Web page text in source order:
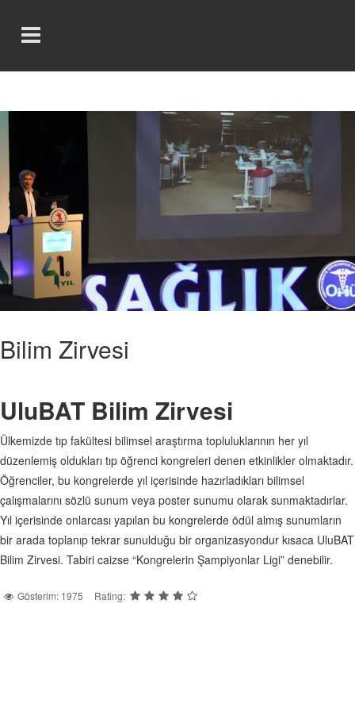
Bilim Zirvesi
UluBAT Bilim Zirvesi
Ülkemizde tıp fakültesi bilimsel araştırma topluluklarının her yıl
düzenlemiş oldukları tıp öğrenci kongreleri denen etkinlikler olmaktadır.
Öğrenciler, bu kongrelerde yıl içerisinde hazırladıkları bilimsel
çalışmalarını sözlü sunum veya poster sunumu olarak sunmaktadırlar.
Yıl içerisinde onlarcası yapılan bu kongrelerde ödül almış sunumların
bir arada toplanıp tekrar sunulduğu bir organizasyondur kısaca UluBAT
Bilim Zirvesi. Tabiri caizse “Kongrelerin Şampiyonlar Ligi” denebilir.
Gösterim: 1975 Rating: